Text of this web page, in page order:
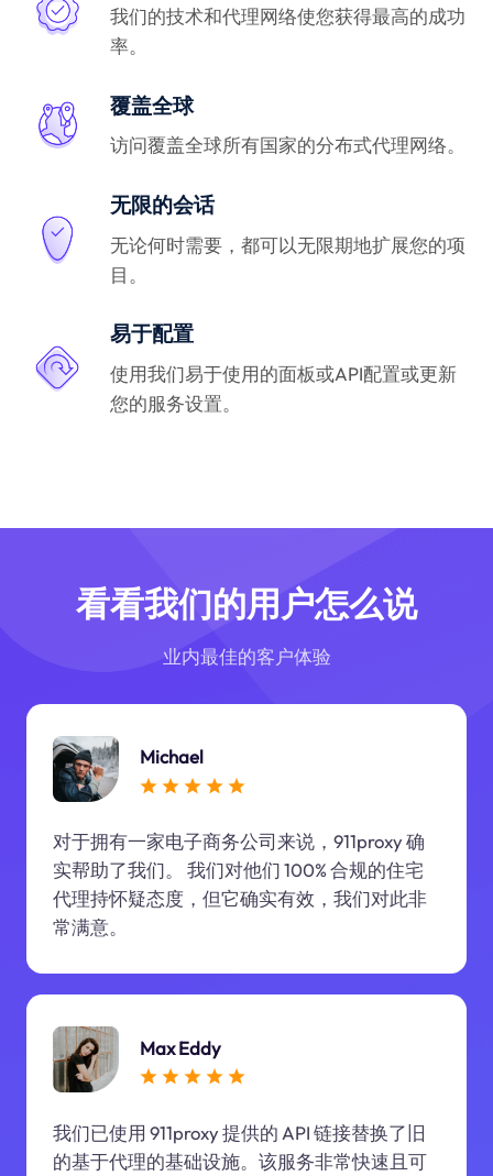
我们的技术和代理网络使您获得最高的成功
率。
覆盖全球
访问覆盖全球所有国家的分布式代理网络。
无限的会话
无论何时需要，都可以无限期地扩展您的项
目。
易于配置
使用我们易于使用的面板或API配置或更新
您的服务设置。
看看我们的用户怎么说
业内最佳的客户体验
Michael
对于拥有一家电子商务公司来说，911proxy 确
实帮助了我们。 我们对他们 100% 合规的住宅
代理持怀疑态度，但它确实有效，我们对此非
常满意。
Max Eddy
我们已使用 911proxy 提供的 API 链接替换了旧
的基于代理的基础设施。该服务非常快速且可